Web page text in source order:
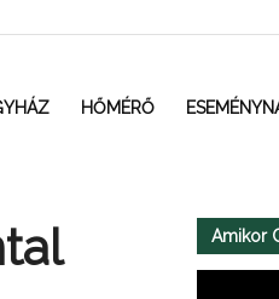
HŐMÉRŐ
Amikor